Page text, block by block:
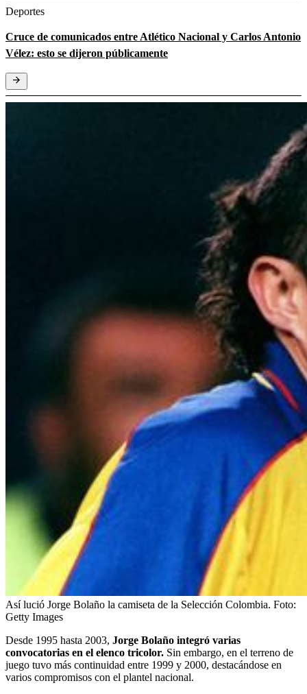
Deportes
Cruce de comunicados entre Atlético Nacional y Carlos Antonio
Vélez: esto se dijeron públicamente
Así lució Jorge Bolaño la camiseta de la Selección Colombia. Foto:
Getty Images
Desde 1995 hasta 2003, Jorge Bolaño integró varias
convocatorias en el elenco tricolor. Sin embargo, en el terreno de
juego tuvo más continuidad entre 1999 y 2000, destacándose en
varios compromisos con el plantel nacional.